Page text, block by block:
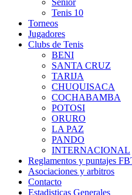
Tenis 10
Torneos
Jugadores
Clubs de Tenis
BENI
SANTA CRUZ
TARIJA
CHUQUISACA
COCHABAMBA
POTOSI
ORURO
LA PAZ
PANDO
INTERNACIONAL
Reglamentos y puntajes
Asociaciones y arbitros
Contacto
Estadisticas Generales